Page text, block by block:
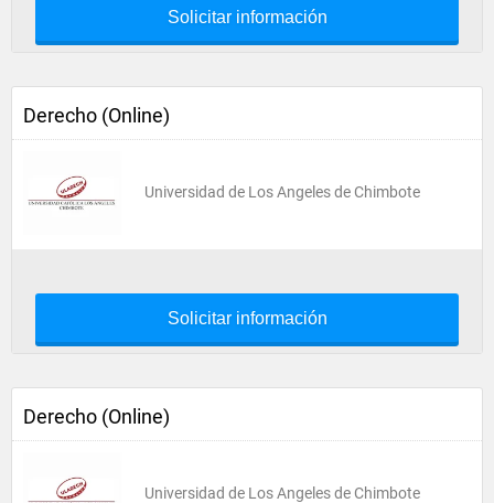
Solicitar información
Derecho (Online)
Universidad de Los Angeles de Chimbote
Solicitar información
Derecho (Online)
Universidad de Los Angeles de Chimbote